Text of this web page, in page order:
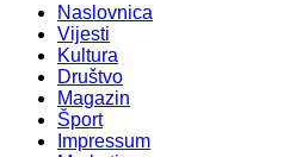
Naslovnica
Vijesti
Kultura
Društvo
Magazin
Šport
Impressum